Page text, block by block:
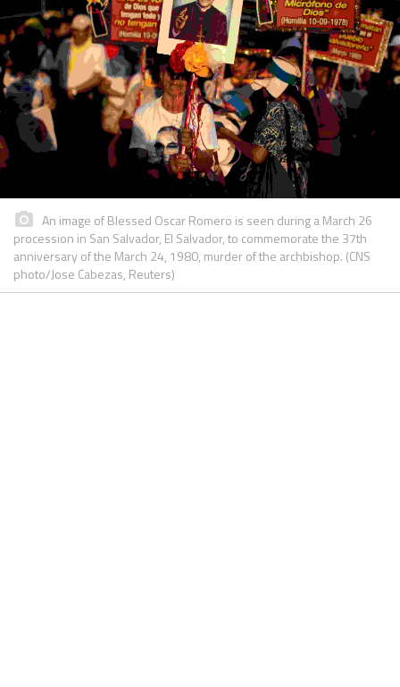
An image of Blessed Oscar Romero is seen during a March 26
procession in San Salvador, El Salvador, to commemorate the 37th
anniversary of the March 24, 1980, murder of the archbishop. (CNS
photo/Jose Cabezas, Reuters)